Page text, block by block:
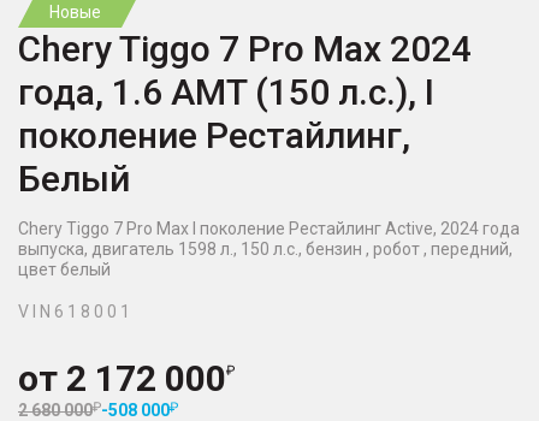
Новые
Chery Tiggo 7 Pro Max 2024
года, 1.6 AMT (150 л.с.), I
поколение Рестайлинг,
Белый
Chery Tiggo 7 Pro Max I поколение Рестайлинг Active, 2024 года
выпуска, двигатель 1598 л., 150 л.с., бензин , робот , передний,
цвет белый
V I N 6 1 8 0 0 1
от 2 172 000
2 680 000 -508 000